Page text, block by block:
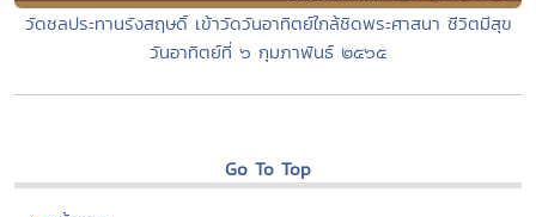
วัดชลประทานรังสฤษดิ์ เข้าวัดวันอาทิตย์ใกล้ชิดพระศาสนา ชีวิตมีสุข
วันอาทิตย์ที่ ๖ กุมภาพันธ์ ๒๕๖๕
Go To Top